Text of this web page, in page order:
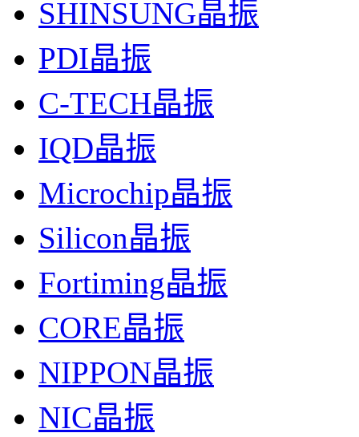
SHINSUNG晶振
PDI晶振
C-TECH晶振
IQD晶振
Microchip晶振
Silicon晶振
Fortiming晶振
CORE晶振
NIPPON晶振
NIC晶振